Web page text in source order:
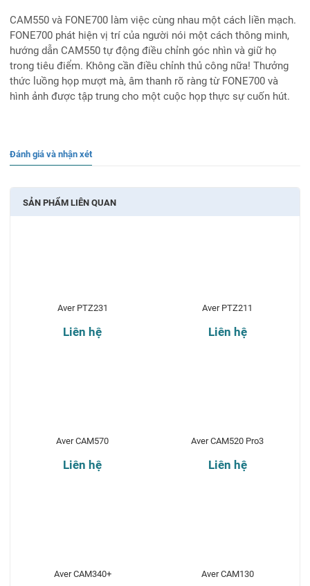
CAM550 và FONE700 làm việc cùng nhau một cách liền mạch.
FONE700 phát hiện vị trí của người nói một cách thông minh,
hướng dẫn CAM550 tự động điều chỉnh góc nhìn và giữ họ
trong tiêu điểm. Không cần điều chỉnh thủ công nữa! Thưởng
thức luồng họp mượt mà, âm thanh rõ ràng từ FONE700 và
hình ảnh được tập trung cho một cuộc họp thực sự cuốn hút.
Đánh giá và nhận xét
SẢN PHẨM LIÊN QUAN
Aver PTZ231
Liên hệ
Aver PTZ211
Liên hệ
Aver CAM570
Liên hệ
Aver CAM520 Pro3
Liên hệ
Aver CAM340+ Aver CAM130